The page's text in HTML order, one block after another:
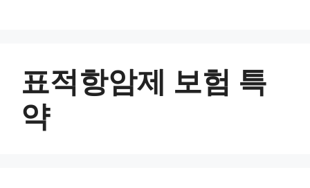
표적항암제 보험 특
약